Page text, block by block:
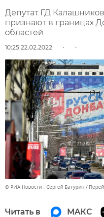
Депутат ГД
признают в границах
областей
10:25 22.02.2022
© РИА Новости . Сергей Батурин
Читать в МАКС